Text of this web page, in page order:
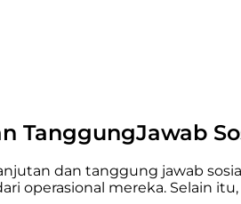
TanggungJawab
dan tanggung jawab
operasional mereka. Selain